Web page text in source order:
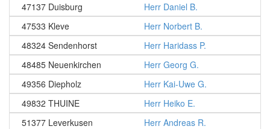
47137 Duisburg
Herr Daniel B.
47533 Kleve
Herr Norbert B.
48324 Sendenhorst
Herr Haridass P.
48485 Neuenkirchen
Herr Georg G.
49356 Diepholz
Herr Kai-Uwe G.
49832 THUINE
Herr Heiko E.
51377 Leverkusen
Herr Andreas R.